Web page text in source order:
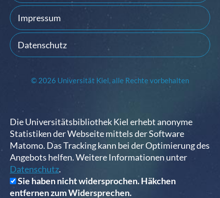
Impressum
Datenschutz
© 2026 Universität Kiel, alle Rechte vorbehalten
Die Universitätsbibliothek Kiel erhebt anonyme
Statistiken der Webseite mittels der Software
Matomo. Das Tracking kann bei der Optimierung des
Angebots helfen. Weitere Informationen unter
Datenschutz.
Sie haben nicht widersprochen. Häkchen
entfernen zum Widersprechen.